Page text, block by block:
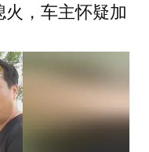
，车主怀疑加